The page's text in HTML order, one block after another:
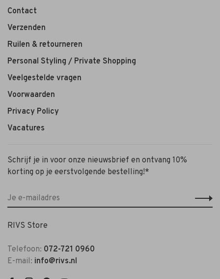
Contact
Verzenden
Ruilen & retourneren
Personal Styling / Private Shopping
Veelgestelde vragen
Voorwaarden
Privacy Policy
Vacatures
Schrijf je in voor onze nieuwsbrief en ontvang 10%
korting op je eerstvolgende bestelling!*
RIVS Store
Telefoon: 072-721 0960
E-mail: info@rivs.nl